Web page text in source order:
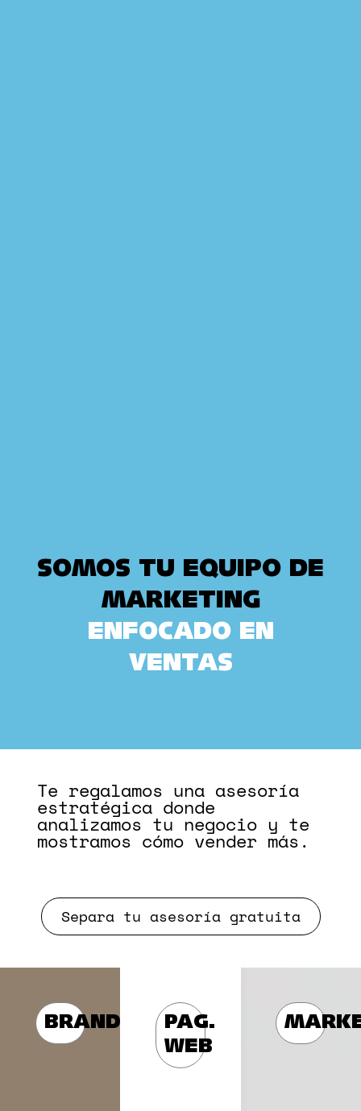
SOMOS TU EQUIPO DE
MARKETING
ENFOCADO EN
VENTAS
Te regalamos una asesoría
estratégica donde
analizamos tu negocio y te
mostramos cómo vender más.
Separa tu asesoría gratuita
BRANDING PAG.
WEB